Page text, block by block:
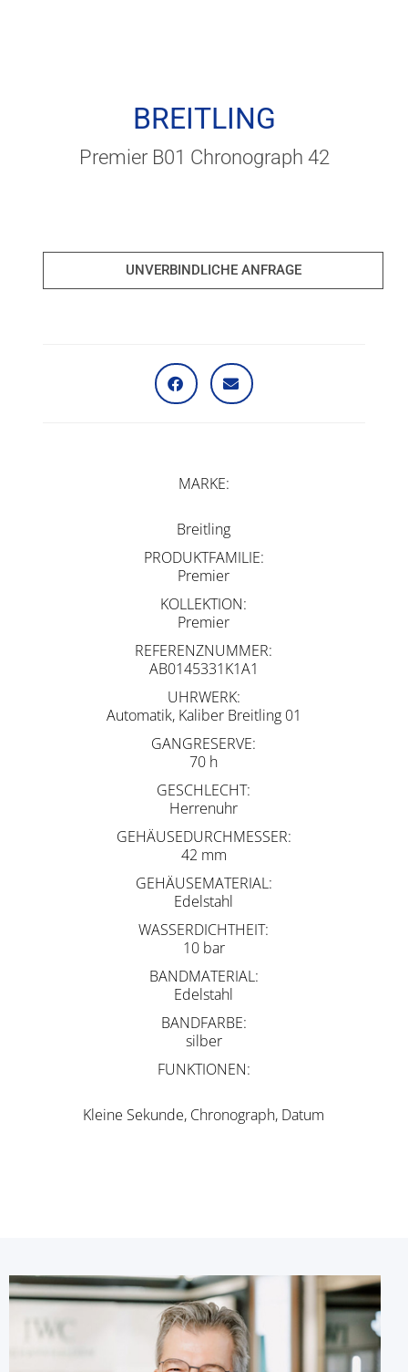
BREITLING
Premier B01 Chronograph 42
UNVERBINDLICHE ANFRAGE
MARKE
Breitling
PRODUKTFAMILIE
Premier
KOLLEKTION
Premier
REFERENZNUMMER
AB0145331K1A1
UHRWERK
Automatik, Kaliber Breitling 01
GANGRESERVE
70 h
GESCHLECHT
Herrenuhr
GEHÄUSEDURCHMESSER
42 mm
GEHÄUSEMATERIAL
Edelstahl
WASSERDICHTHEIT
10 bar
BANDMATERIAL
Edelstahl
BANDFARBE
silber
FUNKTIONEN
Kleine Sekunde, Chronograph, Datum